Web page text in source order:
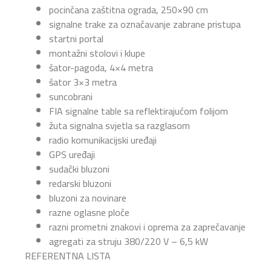
pocinčana zaštitna ograda, 250×90 cm
signalne trake za označavanje zabrane pristupa
startni portal
montažni stolovi i klupe
šator-pagoda, 4×4 metra
šator 3×3 metra
suncobrani
FIA signalne table sa reflektirajućom folijom
žuta signalna svjetla sa razglasom
radio komunikacijski uređaji
GPS uređaji
sudački bluzoni
redarski bluzoni
bluzoni za novinare
razne oglasne ploče
razni prometni znakovi i oprema za zaprečavanje
agregati za struju 380/220 V – 6,5 kW
REFERENTNA LISTA